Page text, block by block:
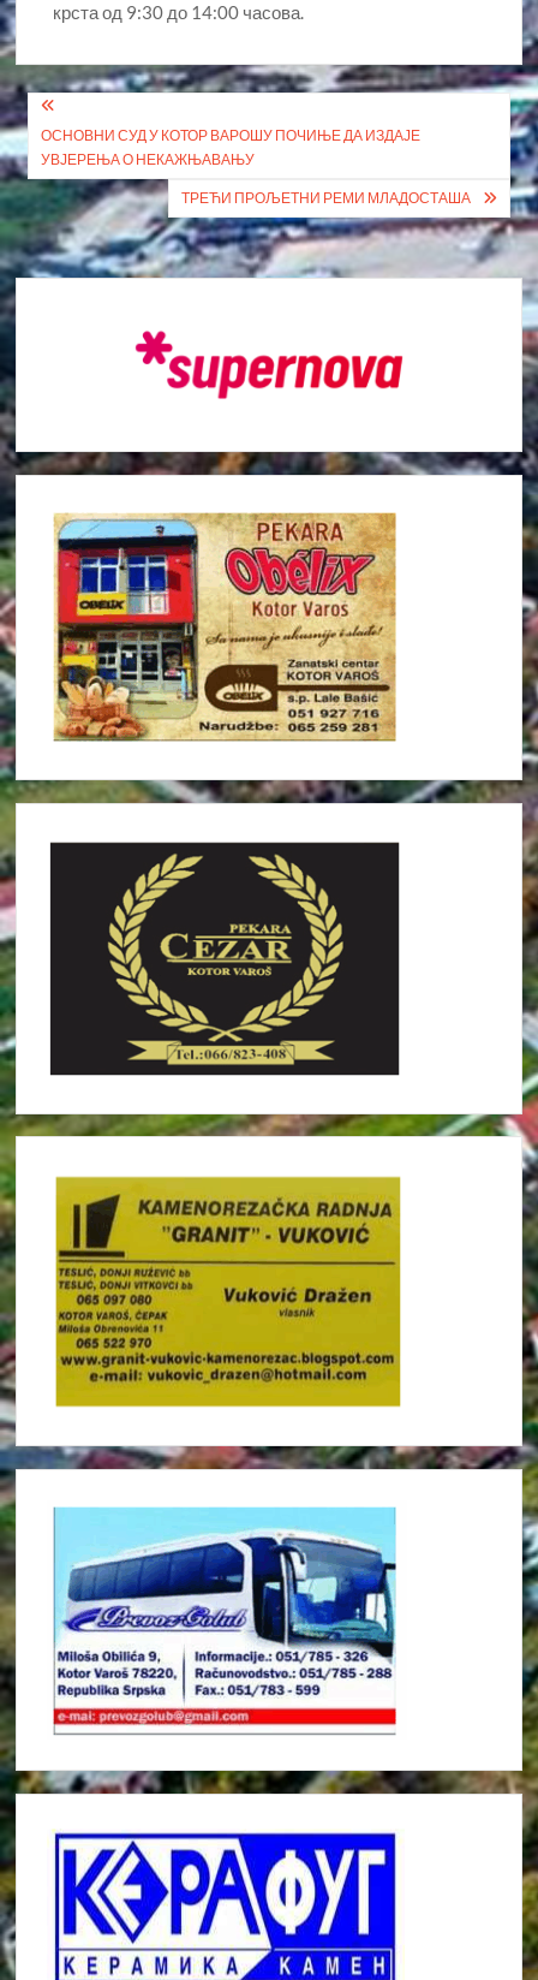
крста од 9:30 до 14:00 часова.
Кретање
чланка
ОСНОВНИ СУД У КОТОР ВАРОШУ ПОЧИЊЕ ДА ИЗДАЈЕ
УВЈЕРЕЊА О НЕКАЖЊАВАЊУ
ТРЕЋИ ПРОЉЕТНИ РЕМИ МЛАДОСТАША